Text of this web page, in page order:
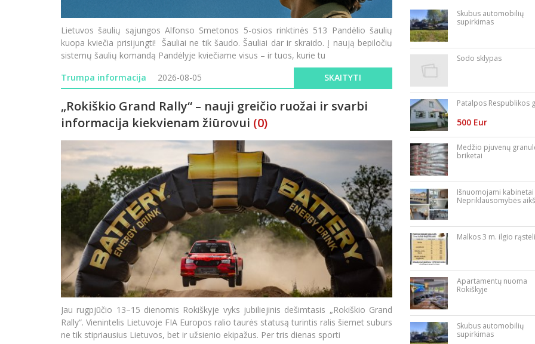
Lietuvos šaulių sąjungos Alfonso Smetonos 5-osios rinktinės 513 Pandėlio šaulių
kuopa kviečia prisijungti! Šauliai ne tik šaudo. Šauliai dar ir skraido. Į naują bepiločių
sistemų šaulių komandą Pandėlyje kviečiame visus – ir tuos, kurie tu
Trumpa informacija
2026-08-05 SKAITYTI
„Rokiškio Grand Rally“ – nauji greičio ruožai ir svarbi
informacija kiekvienam žiūrovui (0)
Jau rugpjūčio 13–15 dienomis Rokiškyje vyks jubiliejinis dešimtasis „Rokiškio Grand
Rally“. Vienintelis Lietuvoje FIA Europos ralio taurės statusą turintis ralis šiemet suburs
ne tik stipriausius Lietuvos, bet ir užsienio ekipažus. Per tris dienas sporti
Skubus automobilių
supirkimas
Sodo sklypas
Patalpos Respublikos
500 Eur
Medžio pjuvenų
briketai
Išnuomojami kabinetai
Nepriklausomybės
Malkos 3 m. ilgio
Apartamentų nuoma
Rokiškyje
Skubus automobilių
supirkimas